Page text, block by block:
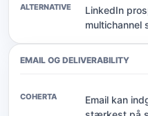
LinkedIn
multichannel
EMAIL OG DELIVERABILITY
Email kan